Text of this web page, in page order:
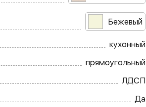
Бежевый
кухонный
прямоугольный
ЛДСП
Да